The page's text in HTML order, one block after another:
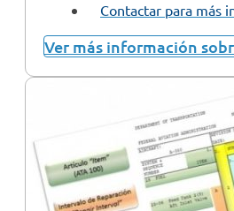
Contactar para más
Ver más información